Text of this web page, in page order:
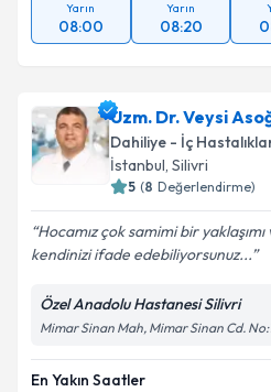
Yarın
08:00
Yarın
08:20
Uzm. Dr. Veysi
Dahiliye - İç
İstanbul, Silivri
5 (8 Değerlendirme)
Hocamız çok samimi bir
kendinizi ifade edebiliyorsunuz...
Özel Anadolu Hastanesi Silivri
Mimar Sinan Mah, Mimar Sinan Cd.
En Yakın Saatler